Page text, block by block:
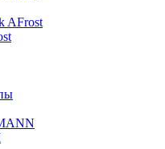
AFrost